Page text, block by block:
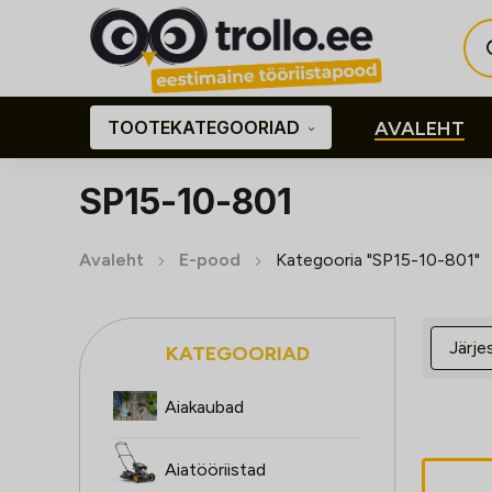
TOOTEKATEGOORIAD AVALEHT
SP15-10-801
Avaleht E-pood Kategooria "SP15-10-801"
KATEGOORIAD
Aiakaubad
Aiatööriistad